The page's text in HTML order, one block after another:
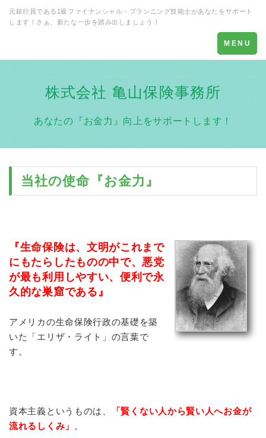
元銀行員である1級ファイナンシャル・プランニング技能士があなたをサポート
します！さぁ、新たな一歩を踏み出しましょう！
Toggle
navigation
MENU
株式会社 亀山保険事務所
あなたの『お金力』向上をサポートします！
当社の使命『お金力』
『生命保険は、文明がこれまで
にもたらしたものの中で、悪党
が最も利用しやすい、便利で永
久的な巣窟である』
アメリカの生命保険行政の基礎を築
いた「エリザ・ライト」の言葉で
す。
資本主義というものは、
「賢くない人から賢い人へお金が
流れるしくみ」
。